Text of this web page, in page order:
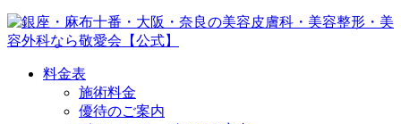
料金表
施術料金
優待のご案内